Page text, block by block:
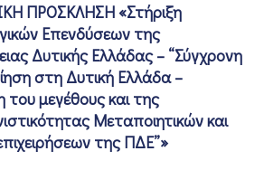
ΠΡΟΣΚΛΗΣΗ «Στήριξη
Επενδύσεων της
Δυτικής Ελλάδας – “Σύγχρονη
στη Δυτική Ελλάδα –
του μεγέθους και της
Μεταποιητικών και
της ΠΔΕ”»